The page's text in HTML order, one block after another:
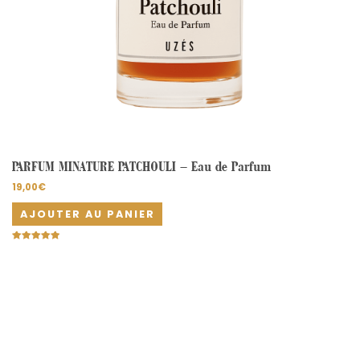
PARFUM MINATURE PATCHOULI – Eau de Parfum
19,00€
AJOUTER AU PANIER